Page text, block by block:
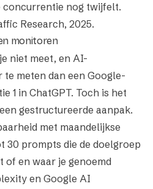
nog twijfelt.
Research, 2025.
monitoren
niet meet, en AI-
meten dan een Google-
1 in ChatGPT. Toch is het
gestructureerde aanpak.
met maandelijkse
30 prompts die de doelgroep
of en waar je genoemd
en Google AI